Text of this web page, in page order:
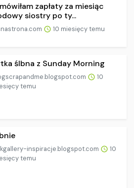
zapłaty za miesiąc
siostry po ty...
10 miesięcy temu
ślbna z Sunday Morning
10
temu
inspiracje.blogspot.com
10
temu